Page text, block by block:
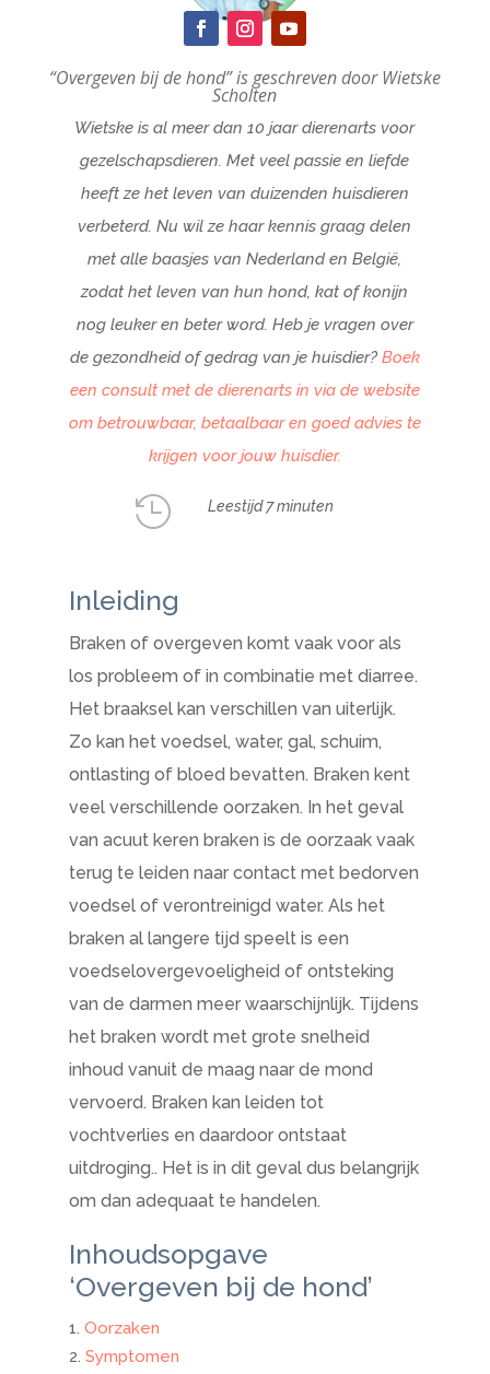
“Overgeven bij de hond” is geschreven door Wietske
Scholten
Wietske is al meer dan 10 jaar dierenarts voor
gezelschapsdieren. Met veel passie en liefde
heeft ze het leven van duizenden huisdieren
verbeterd. Nu wil ze haar kennis graag delen
met alle baasjes van Nederland en België,
zodat het leven van hun hond, kat of konijn
nog leuker en beter word. Heb je vragen over
de gezondheid of gedrag van je huisdier? Boek
een consult met de dierenarts in via de website
om betrouwbaar, betaalbaar en goed advies te
krijgen voor jouw huisdier.
 Leestijd 7 minuten
Inleiding
Braken of overgeven komt vaak voor als
los probleem of in combinatie met diarree.
Het braaksel kan verschillen van uiterlijk.
Zo kan het voedsel, water, gal, schuim,
ontlasting of bloed bevatten. Braken kent
veel verschillende oorzaken. In het geval
van acuut keren braken is de oorzaak vaak
terug te leiden naar contact met bedorven
voedsel of verontreinigd water. Als het
braken al langere tijd speelt is een
voedselovergevoeligheid of ontsteking
van de darmen meer waarschijnlijk. Tijdens
het braken wordt met grote snelheid
inhoud vanuit de maag naar de mond
vervoerd. Braken kan leiden tot
vochtverlies en daardoor ontstaat
uitdroging.. Het is in dit geval dus belangrijk
om dan adequaat te handelen.
Inhoudsopgave
‘Overgeven bij de hond’
Oorzaken
Symptomen